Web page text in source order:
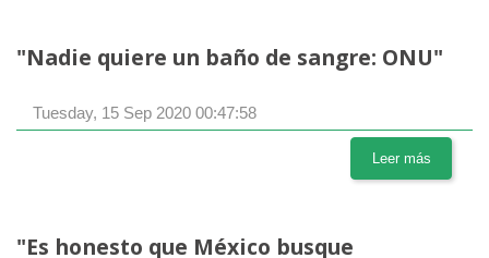
"Nadie quiere un baño de sangre: ONU"
Tuesday, 15 Sep 2020 00:47:58
Leer más
"Es honesto que México busque